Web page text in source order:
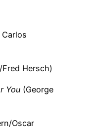
Hersch)
You (George
Oscar